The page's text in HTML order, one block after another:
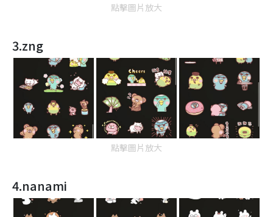
點擊圖片放大
3.zng
點擊圖片放大
4.nanami